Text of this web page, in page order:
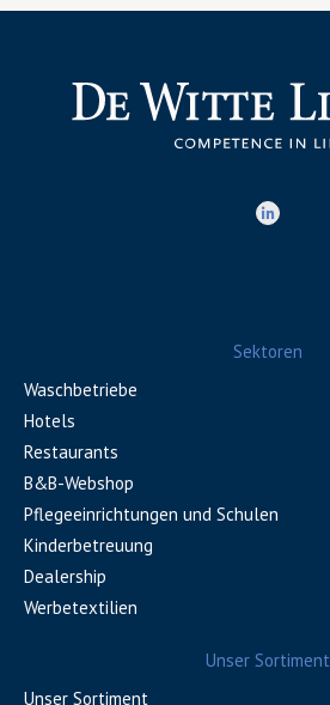
Sektoren
Waschbetriebe
Hotels
Restaurants
B&B-Webshop
Pflegeeinrichtungen und Schulen
Kinderbetreuung
Dealership
Werbetextilien
Unser Sortiment
Unser Sortiment